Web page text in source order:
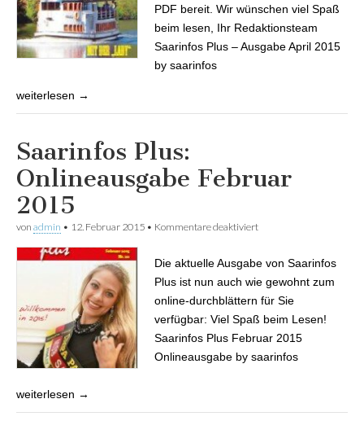
PDF bereit. Wir wünschen viel Spaß
beim lesen, Ihr Redaktionsteam
Saarinfos Plus – Ausgabe April 2015
by saarinfos
weiterlesen →
Saarinfos Plus:
Onlineausgabe Februar
2015
von admin • 12. Februar 2015 • Kommentare deaktiviert
Die aktuelle Ausgabe von Saarinfos
Plus ist nun auch wie gewohnt zum
online-durchblättern für Sie
verfügbar: Viel Spaß beim Lesen!
Saarinfos Plus Februar 2015
Onlineausgabe by saarinfos
weiterlesen →